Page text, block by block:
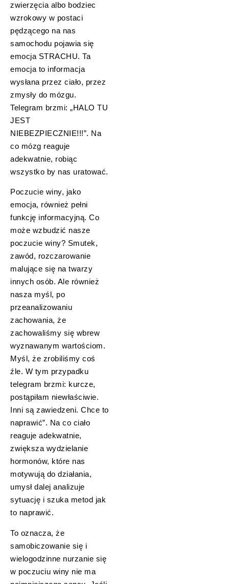
zwierzęcia albo bodziec
wzrokowy w postaci
pędzącego na nas
samochodu pojawia się
emocja STRACHU. Ta
emocja to informacja
wysłana przez ciało, przez
zmysły do mózgu.
Telegram brzmi: „HALO TU
JEST
NIEBEZPIECZNIE!!!”. Na
co mózg reaguje
adekwatnie, robiąc
wszystko by nas uratować.
Poczucie winy, jako
emocja, również pełni
funkcję informacyjną. Co
może wzbudzić nasze
poczucie winy? Smutek,
zawód, rozczarowanie
malujące się na twarzy
innych osób. Ale również
nasza myśl, po
przeanalizowaniu
zachowania, że
zachowaliśmy się wbrew
wyznawanym wartościom.
Myśl, że zrobiliśmy coś
źle. W tym przypadku
telegram brzmi: kurcze,
postąpiłam niewłaściwie.
Inni są zawiedzeni. Chce to
naprawić”. Na co ciało
reaguje adekwatnie,
zwiększa wydzielanie
hormonów, które nas
motywują do działania,
umysł dalej analizuje
sytuację i szuka metod jak
to naprawić.
To oznacza, że
samobiczowanie się i
wielogodzinne nurzanie się
w poczuciu winy nie ma